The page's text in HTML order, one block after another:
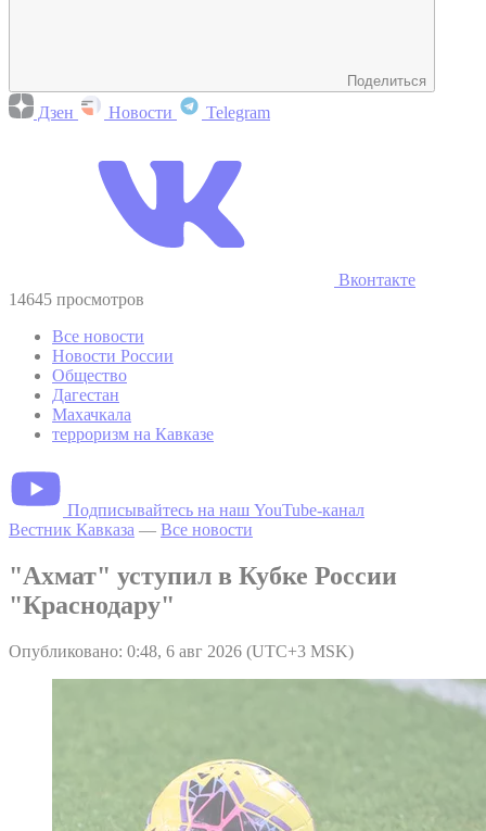
Поделиться
Дзен Новости Telegram
Вконтакте
14645 просмотров
Все новости
Новости России
Общество
Дагестан
Махачкала
терроризм на Кавказе
Подписывайтесь на наш YouTube-канал
Вестник Кавказа — Все новости
"Ахмат" уступил в Кубке России
"Краснодару"
Опубликовано: 0:48, 6 авг 2026 (UTC+3 MSK)